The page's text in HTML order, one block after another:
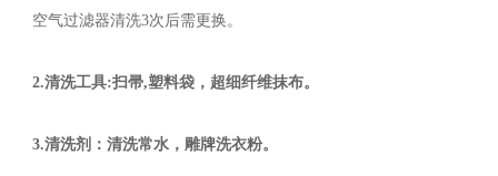
空气过滤器清洗3次后需更换。
2.清洗工具:扫帚,塑料袋，超细纤维抹布。
3.清洗剂：清洗常水，雕牌洗衣粉。